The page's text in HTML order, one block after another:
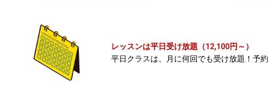
レッスンは平日受け放題（12,100円～）
平日クラスは、月に何回でも受け放題！予約